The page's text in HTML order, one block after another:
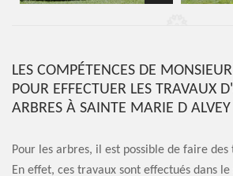
LES COMPÉTENCES DE
POUR EFFECTUER LES TRAVAUX
ARBRES À SAINTE MARIE D ALVEY
Pour les arbres, il est possible de faire
En effet, ces travaux sont effectués dans